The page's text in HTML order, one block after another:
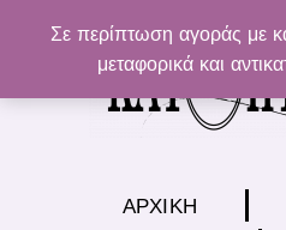
Σε περίπτωση αγοράς με
μεταφορικά και
περιεχόμενο
ΑΡΧΙΚΉ